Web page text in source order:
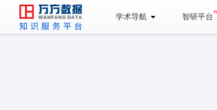
学术导航 智研平台